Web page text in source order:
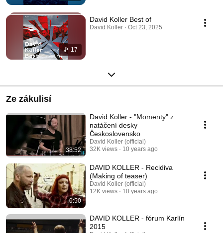
17
David Koller Best of
David Koller · Oct 23, 2025
Ze zákulisí
38:52
David Koller - "Momenty" z
natáčení desky
Československo
David Koller (official)
32K views
10 years ago
0:50
DAVID KOLLER - Recidiva
(Making of teaser)
David Koller (official)
12K views
10 years ago
DAVID KOLLER - fórum Karlín
2015